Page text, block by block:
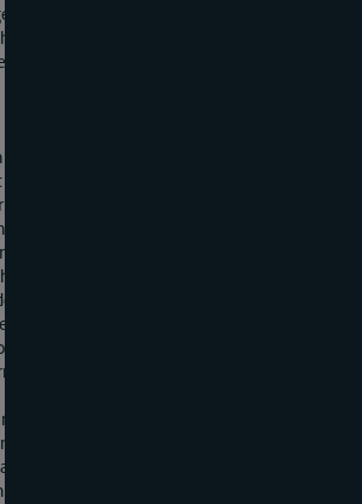
niet vermeld in het bovenstaande
bevaren van het kanaal van Terneuzen
tol of betaling onderworpen zijn, dan de
navolgende artikelen zal gesproken
reglementaire verordeningen voor de
van Terneuzen, zullen met gemeen
ten aanzien van hunne toepassing op
kanaal.
plaats hebbe gehad, zal de inning
gebruikelijke wijze.
de scheepvaartregten verminderd op
tegenwoordige tarief, en op de helft voor
eene openbare dienst op
voor het vervoer van reizigers of
uitsluitend beladen met verschen
kalk, steenkolen en turf, zullen insgelijks
der bij het voormelde tarief